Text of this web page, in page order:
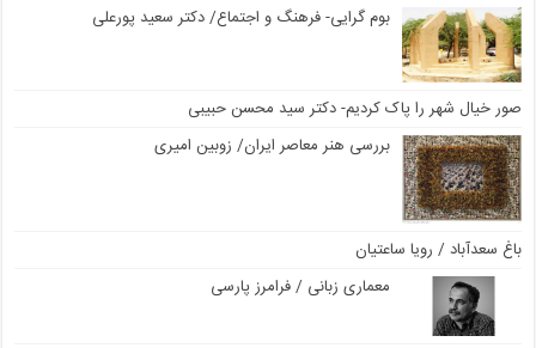
بوم گرایی- فرهنگ و اجتماع/ دکتر سعید پورعلی
صور خیال شهر را پاک کردیم- دکتر سید محسن حبیبی
بررسی هنر معاصر ایران/ زوبین امیری
باغ سعدآباد / رویا ساعتیان
معماری زبانی / فرامرز پارسی